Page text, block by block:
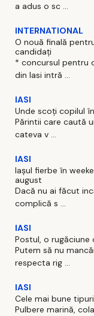
a adus o sc ...
INTERNATIONAL
O nouă finală
candidați
* concursul pentru
din Iasi intră ...
IASI
Unde scoți copilul
Părintii care caută
cateva v ...
IASI
Iașul fierbe în
august
Dacă nu ai făcut
complică s ...
IASI
Postul, o
Putem să nu
respecta rig ...
IASI
Cele mai bune
Pulbere marină,